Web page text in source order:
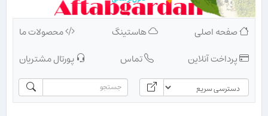
صفحه اصلی هاستینگ
محصولات ما
پرداخت آنلاین
تماس پورتال مشتریان